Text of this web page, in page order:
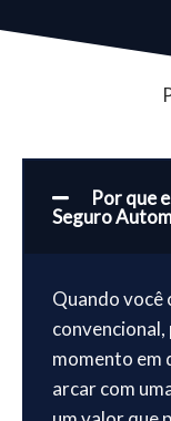
Por que
Seguro
Quando você
convencional,
momento em
arcar com